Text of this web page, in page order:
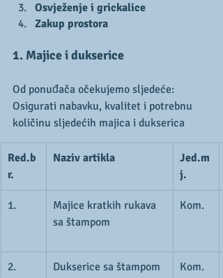
Osvježenje i grickalice
Zakup prostora
1. Majice i dukserice
Od ponuđača očekujemo sljedeće:
Osigurati nabavku, kvalitet i potrebnu
količinu sljedećih majica i dukserica
Red.b
r.
Naziv artikla
Jed.m
j.
1.
Majice kratkih rukava
sa štampom
Kom.
2. Dukserice sa štampom Kom.